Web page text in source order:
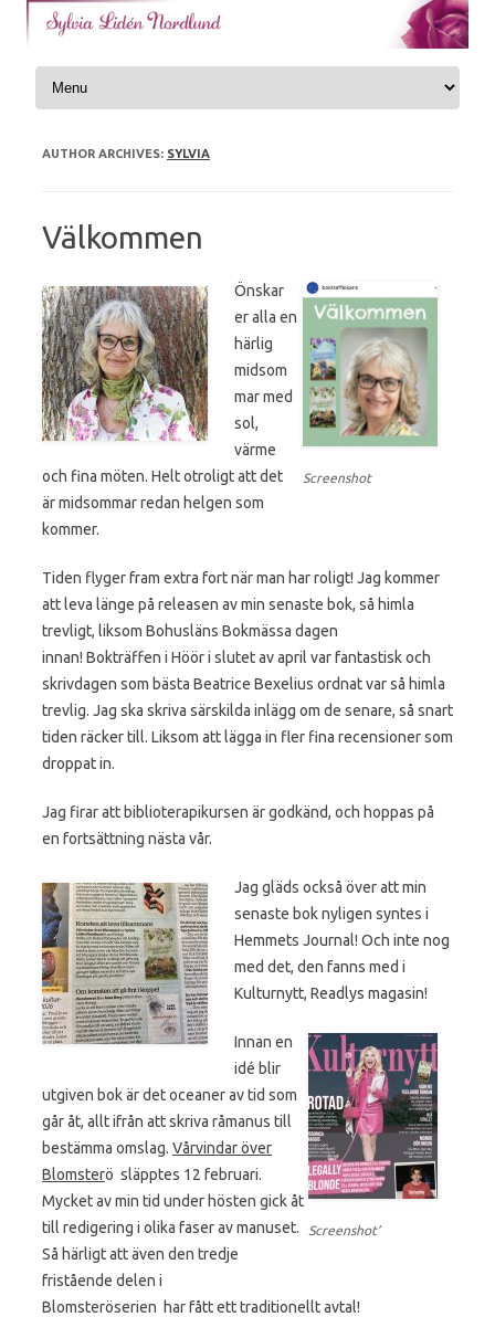
Skip to content
AUTHOR ARCHIVES: SYLVIA
Välkommen
Screenshot
Önskar
er alla en
härlig
midsom
mar med
sol,
värme
och fina möten. Helt otroligt att det
är midsommar redan helgen som
kommer.
Tiden flyger fram extra fort när man har roligt! Jag kommer
att leva länge på releasen av min senaste bok, så himla
trevligt, liksom Bohusläns Bokmässa dagen
innan! Bokträffen i Höör i slutet av april var fantastisk och
skrivdagen som bästa Beatrice Bexelius ordnat var så himla
trevlig. Jag ska skriva särskilda inlägg om de senare, så snart
tiden räcker till. Liksom att lägga in fler fina recensioner som
droppat in.
Jag firar att biblioterapikursen är godkänd, och hoppas på
en fortsättning nästa vår.
Jag gläds också över att min
senaste bok nyligen syntes i
Hemmets Journal! Och inte nog
med det, den fanns med i
Kulturnytt, Readlys magasin!
Screenshot’
Innan en
idé blir
utgiven bok är det oceaner av tid som
går åt, allt ifrån att skriva råmanus till
bestämma omslag. Vårvindar över
Blomsterö släpptes 12 februari.
Mycket av min tid under hösten gick åt
till redigering i olika faser av manuset.
Så härligt att även den tredje
fristående delen i
Blomsteröserien har fått ett traditionellt avtal!